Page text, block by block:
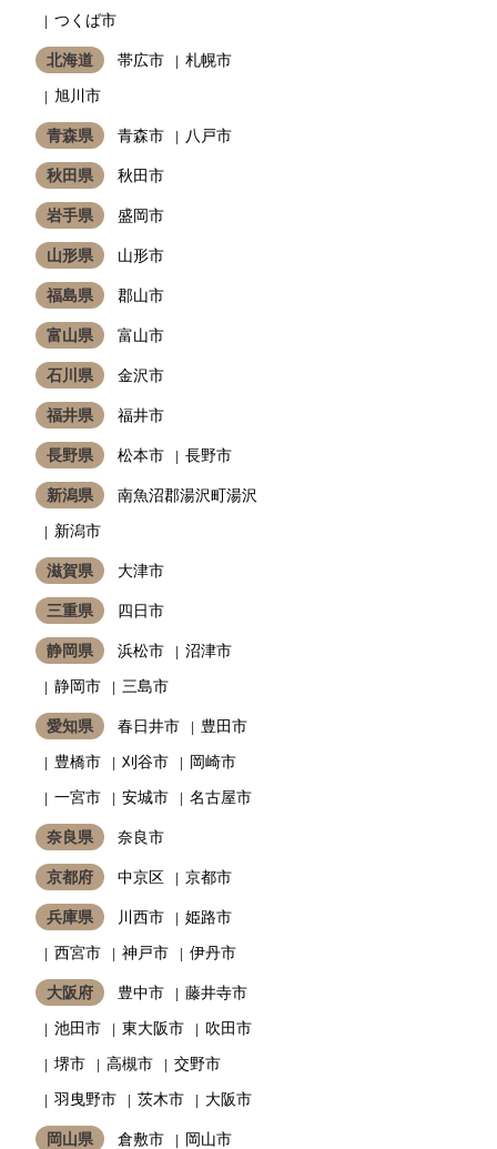
つくば市
北海道 帯広市
札幌市
旭川市
青森県 青森市 八戸市
秋田県 秋田市
岩手県 盛岡市
山形県 山形市
福島県 郡山市
富山県 富山市
石川県 金沢市
福井県 福井市
長野県 松本市 長野市
新潟県
南魚沼郡湯沢町湯沢
新潟市
滋賀県 大津市
三重県 四日市
静岡県 浜松市
沼津市
静岡市
三島市
愛知県 春日井市
豊田市
豊橋市
刈谷市
岡崎市
一宮市
安城市 名古屋市
奈良県 奈良市
京都府 中京区 京都市
兵庫県 川西市
姫路市
西宮市
神戸市 伊丹市
大阪府 豊中市
藤井寺市
池田市
東大阪市
吹田市
堺市
高槻市
交野市
羽曳野市
茨木市 大阪市
岡山県 倉敷市 岡山市